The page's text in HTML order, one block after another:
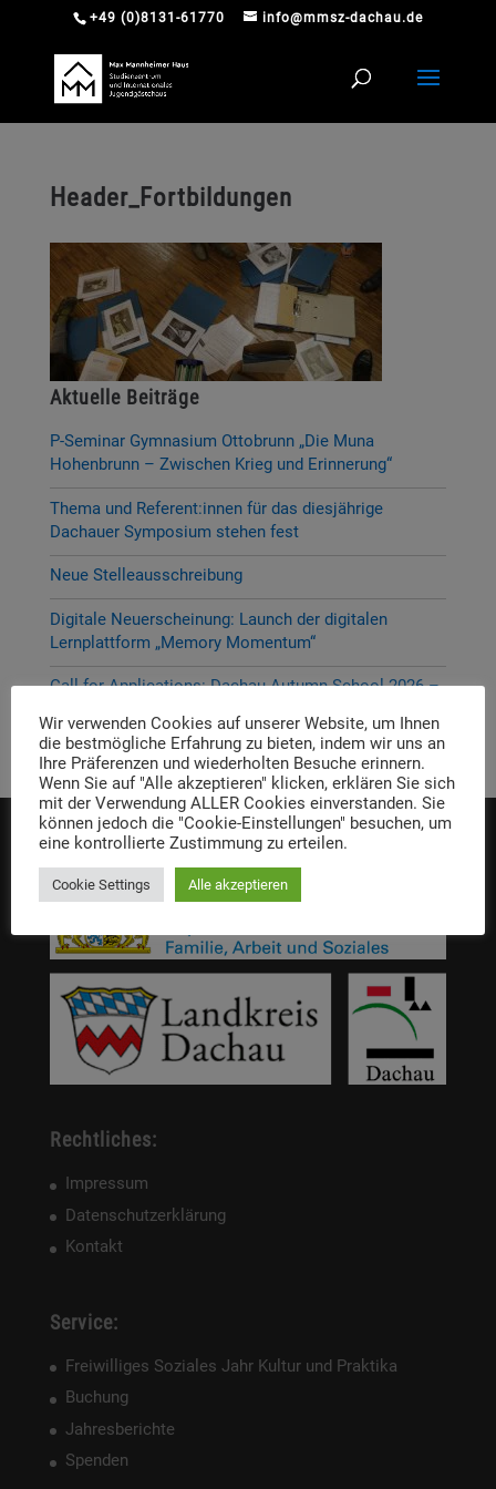
+49 (0)8131-61770 info@mmsz-dachau.de
Header_Fortbildungen
Aktuelle Beiträge
P-Seminar Gymnasium Ottobrunn „Die Muna
Hohenbrunn – Zwischen Krieg und Erinnerung“
Thema und Referent:innen für das diesjährige
Dachauer Symposium stehen fest
Neue Stelleausschreibung
Digitale Neuerscheinung: Launch der digitalen
Lernplattform „Memory Momentum“
Call for Applications: Dachau Autumn School 2026 –
Die Einrichtung wird gefördert von:
Rechtliches:
Impressum
Datenschutzerklärung
Kontakt
Service:
Freiwilliges Soziales Jahr Kultur und Praktika
Buchung
Jahresberichte
Spenden
Wir verwenden Cookies auf unserer Website, um Ihnen
die bestmögliche Erfahrung zu bieten, indem wir uns an
Ihre Präferenzen und wiederholten Besuche erinnern.
Wenn Sie auf "Alle akzeptieren" klicken, erklären Sie sich
mit der Verwendung ALLER Cookies einverstanden. Sie
können jedoch die "Cookie-Einstellungen" besuchen, um
eine kontrollierte Zustimmung zu erteilen.
Cookie Settings Alle akzeptieren